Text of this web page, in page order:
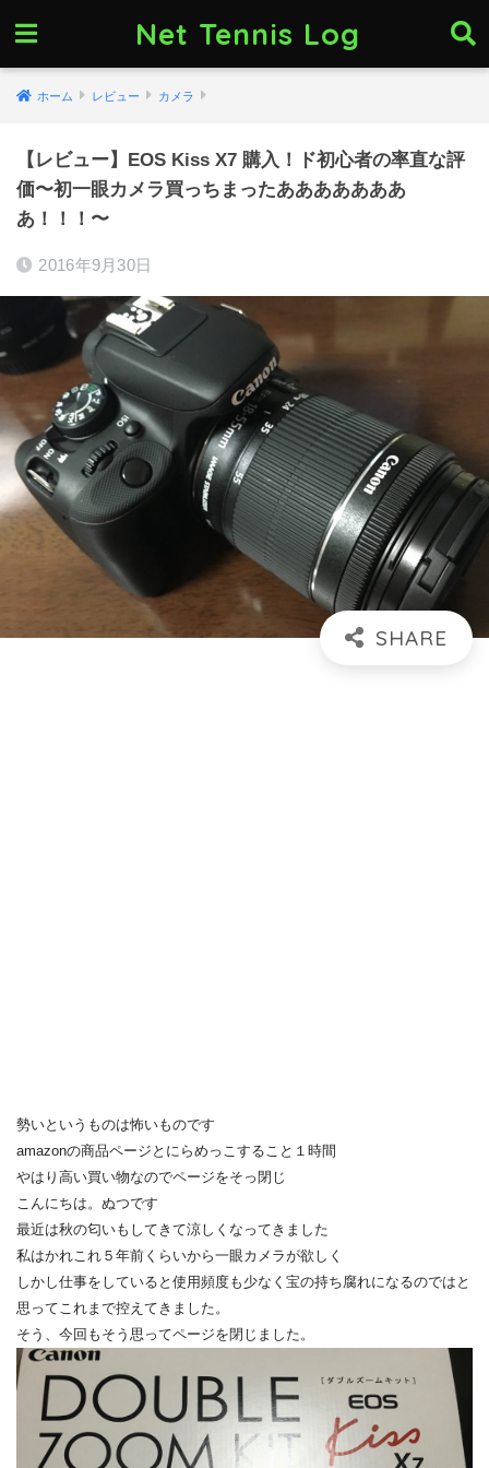
Net Tennis Log
ホーム レビュー カメラ
【レビュー】EOS Kiss X7 購入！ド初心者の率直な評
価〜初一眼カメラ買っちまったあああああああ
あ！！！〜
2016年9月30日
勢いというものは怖いものです
amazonの商品ページとにらめっこすること１時間
やはり高い買い物なのでページをそっ閉じ
こんにちは。ぬつです
最近は秋の匂いもしてきて涼しくなってきました
私はかれこれ５年前くらいから一眼カメラが欲しく
しかし仕事をしていると使用頻度も少なく宝の持ち腐れになるのではと
思ってこれまで控えてきました。
そう、今回もそう思ってページを閉じました。